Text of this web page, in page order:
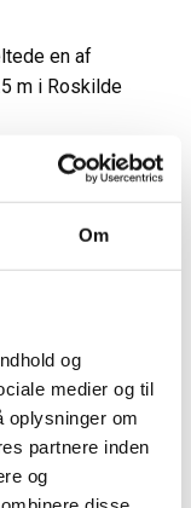
Om
og
medier og til
oplysninger om
partnere inden
og
en af
m i Roskilde
1 million og så
vores
og kommerciel
ret
renovering og
til 100 timer.